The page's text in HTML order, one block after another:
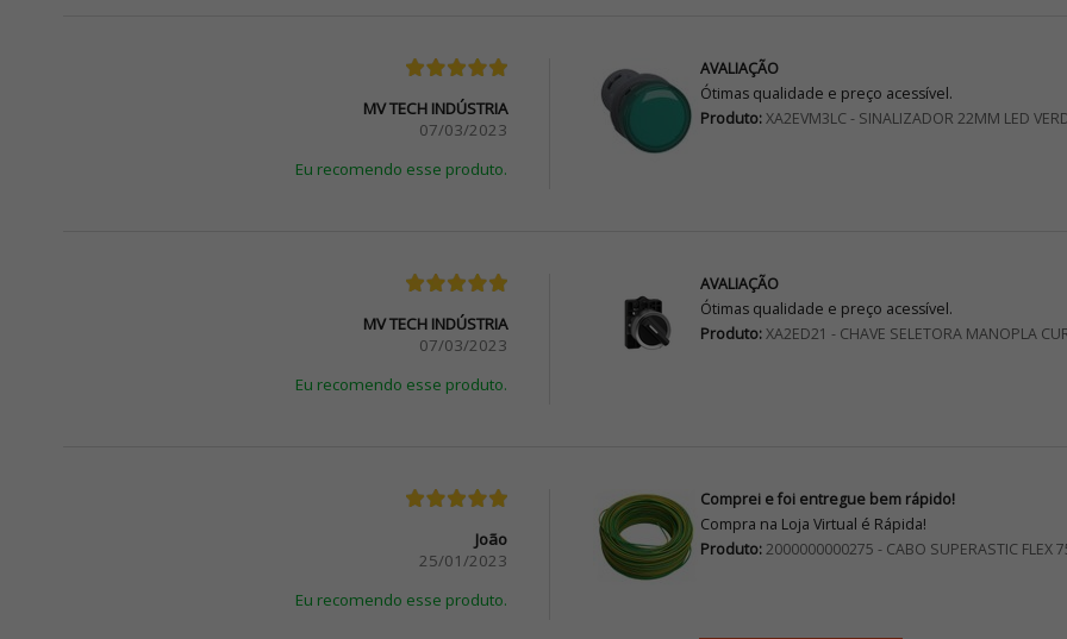
MV TECH INDÚSTRIA
07/03/2023
Eu recomendo esse produto.
AVALIAÇÃO
Ótimas qualidade e preço acessível.
Produto:XA2EVM3LC - SINALIZADOR 22MM LED
MV TECH INDÚSTRIA
07/03/2023
Eu recomendo esse produto.
AVALIAÇÃO
Ótimas qualidade e preço acessível.
Produto:XA2ED21 - CHAVE SELETORA MANOPLA
João
25/01/2023
Eu recomendo esse produto.
Comprei e foi entregue bem rápido!
Compra na Loja Virtual é Rápida!
Produto:2000000000275 - CABO SUPERASTIC FLEX